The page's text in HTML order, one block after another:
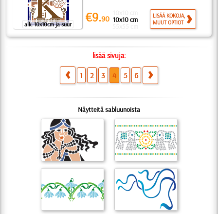
alk. 10x10cm ja suur €9.90 10x10 cm
LISÄÄ KOKOJA,
MUUT OPTIOT
lisää sivuja:
1 2 3 4 5 6
Näytteitä sabluunoista